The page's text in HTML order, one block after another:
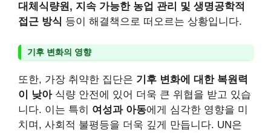
대체식량원, 지속 가능한 농업 관리 및 생명공학적
접근 방식 등이 해결책으로 떠오르는 상황입니다.
기후 변화의 영향
또한, 가장 취약한 집단은 기후 변화에 대한 복원력
이 낮아식량 안전에 있어 더욱 큰 위협을 받고 있습
니다. 이는 특히 여성과 아동에게 심각한 영향을 미
치며, 사회적 불평등을 더욱 깊게 만듭니다. UN은